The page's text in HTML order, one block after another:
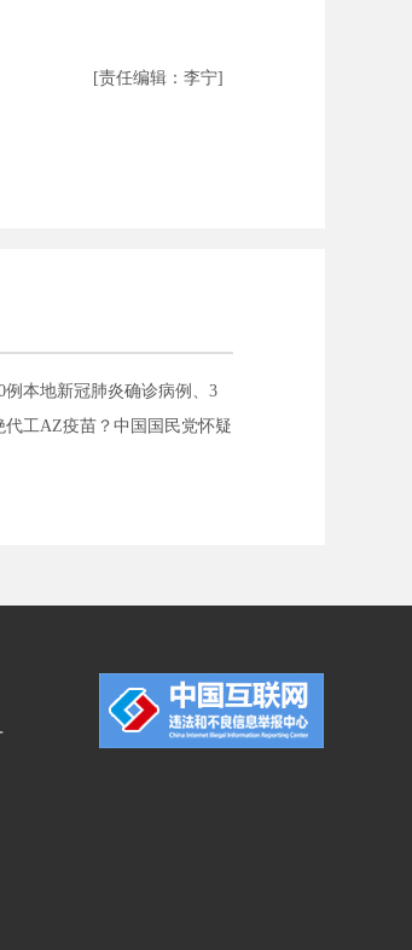
[责任编辑：李宁]
例本地新冠肺炎确诊病例、3
代工AZ疫苗？中国国民党怀疑